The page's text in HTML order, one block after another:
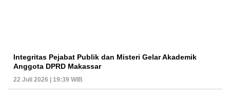
Integritas Pejabat Publik dan Misteri Gelar Akademik
Anggota DPRD Makassar
22 Juli 2026 | 19:39 WIB